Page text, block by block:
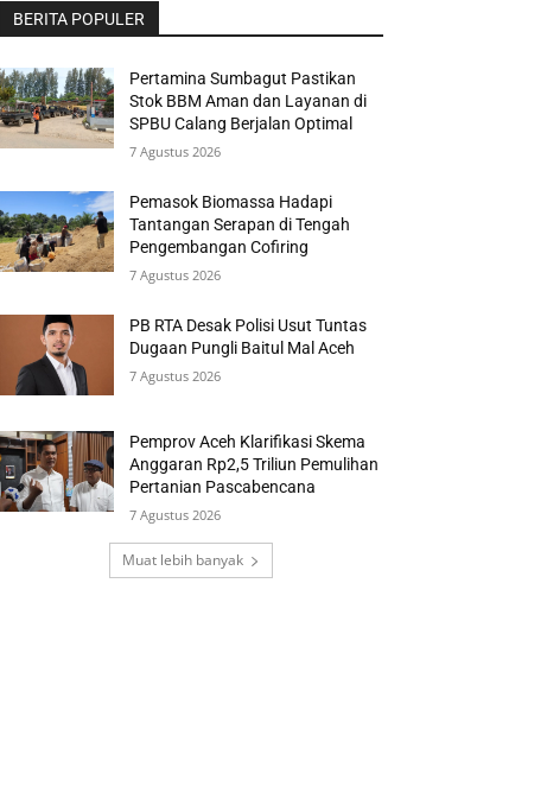
BERITA POPULER
Pertamina Sumbagut Pastikan
Stok BBM Aman dan Layanan di
SPBU Calang Berjalan Optimal
7 Agustus 2026
Pemasok Biomassa Hadapi
Tantangan Serapan di Tengah
Pengembangan Cofiring
7 Agustus 2026
PB RTA Desak Polisi Usut Tuntas
Dugaan Pungli Baitul Mal Aceh
7 Agustus 2026
Pemprov Aceh Klarifikasi Skema
Anggaran Rp2,5 Triliun Pemulihan
Pertanian Pascabencana
7 Agustus 2026
Muat lebih banyak